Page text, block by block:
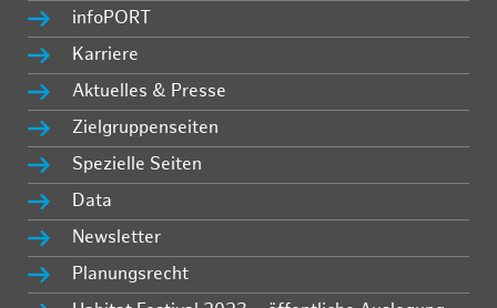
infoPORT
Karriere
Aktuelles & Presse
Zielgruppenseiten
Spezielle Seiten
Data
Newsletter
Planungsrecht